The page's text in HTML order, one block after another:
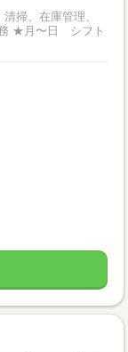
掃、在庫管理、